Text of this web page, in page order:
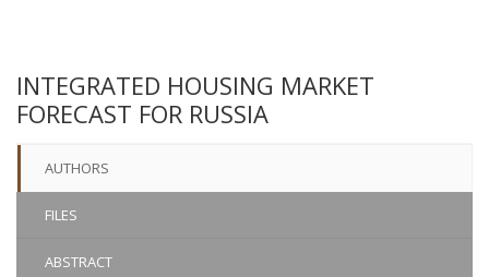
INTEGRATED HOUSING MARKET
FORECAST FOR RUSSIA
AUTHORS
FILES
ABSTRACT